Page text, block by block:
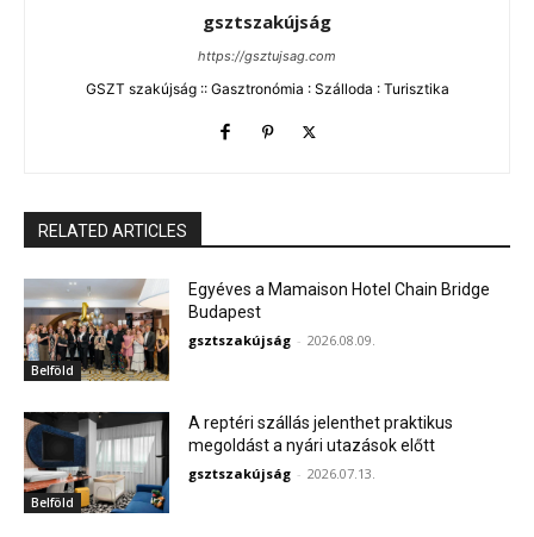
gsztszakújság
https://gsztujsag.com
GSZT szakújság :: Gasztronómia : Szálloda : Turisztika
RELATED ARTICLES
Belföld
Egyéves a Mamaison Hotel Chain Bridge
Budapest
gsztszakújság - 2026.08.09.
Belföld
A reptéri szállás jelenthet praktikus
megoldást a nyári utazások előtt
gsztszakújság - 2026.07.13.